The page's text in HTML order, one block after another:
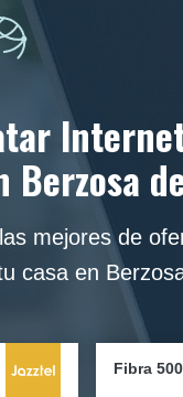
Berzosa
mejores de
casa en
Fibra